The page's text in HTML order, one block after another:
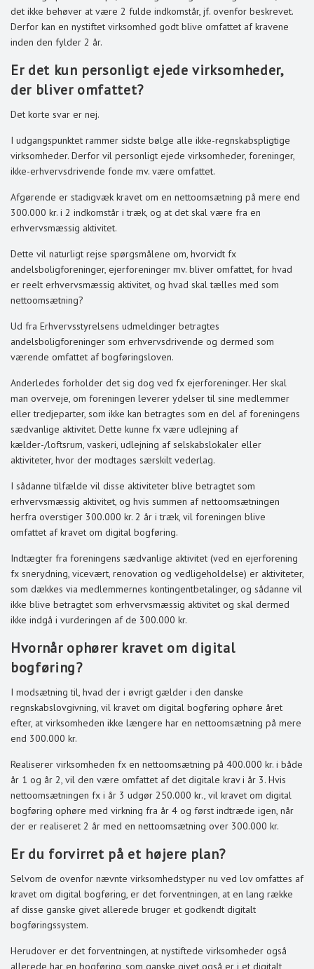
det ikke behøver at være 2 fulde indkomstår, jf. ovenfor beskrevet.
Derfor kan en nystiftet virksomhed godt blive omfattet af kravene
inden den fylder 2 år.
Er det kun personligt ejede virksomheder,
der bliver omfattet?
Det korte svar er nej.
I udgangspunktet rammer sidste bølge alle ikke-regnskabspligtige
virksomheder. Derfor vil personligt ejede virksomheder, foreninger,
ikke-erhvervsdrivende fonde mv. være omfattet.
Afgørende er stadigvæk kravet om en nettoomsætning på mere end
300.000 kr. i 2 indkomstår i træk, og at det skal være fra en
erhvervsmæssig aktivitet.
Dette vil naturligt rejse spørgsmålene om, hvorvidt fx
andelsboligforeninger, ejerforeninger mv. bliver omfattet, for hvad
er reelt erhvervsmæssig aktivitet, og hvad skal tælles med som
nettoomsætning?
Ud fra Erhvervsstyrelsens udmeldinger betragtes
andelsboligforeninger som erhvervsdrivende og dermed som
værende omfattet af bogføringsloven.
Anderledes forholder det sig dog ved fx ejerforeninger. Her skal
man overveje, om foreningen leverer ydelser til sine medlemmer
eller tredjeparter, som ikke kan betragtes som en del af foreningens
sædvanlige aktivitet. Dette kunne fx være udlejning af
kælder-/loftsrum, vaskeri, udlejning af selskabslokaler eller
aktiviteter, hvor der modtages særskilt vederlag.
I sådanne tilfælde vil disse aktiviteter blive betragtet som
erhvervsmæssig aktivitet, og hvis summen af nettoomsætningen
herfra overstiger 300.000 kr. 2 år i træk, vil foreningen blive
omfattet af kravet om digital bogføring.
Indtægter fra foreningens sædvanlige aktivitet (ved en ejerforening
fx snerydning, vicevært, renovation og vedligeholdelse) er aktiviteter,
som dækkes via medlemmernes kontingentbetalinger, og sådanne vil
ikke blive betragtet som erhvervsmæssig aktivitet og skal dermed
ikke indgå i vurderingen af de 300.000 kr.
Hvornår ophører kravet om digital
bogføring?
I modsætning til, hvad der i øvrigt gælder i den danske
regnskabslovgivning, vil kravet om digital bogføring ophøre året
efter, at virksomheden ikke længere har en nettoomsætning på mere
end 300.000 kr.
Realiserer virksomheden fx en nettoomsætning på 400.000 kr. i både
år 1 og år 2, vil den være omfattet af det digitale krav i år 3. Hvis
nettoomsætningen fx i år 3 udgør 250.000 kr., vil kravet om digital
bogføring ophøre med virkning fra år 4 og først indtræde igen, når
der er realiseret 2 år med en nettoomsætning over 300.000 kr.
Er du forvirret på et højere plan?
Selvom de ovenfor nævnte virksomhedstyper nu ved lov omfattes af
kravet om digital bogføring, er det forventningen, at en lang række
af disse ganske givet allerede bruger et godkendt digitalt
bogføringssystem.
Herudover er det forventningen, at nystiftede virksomheder også
allerede har en bogføring, som ganske givet også er i et digitalt